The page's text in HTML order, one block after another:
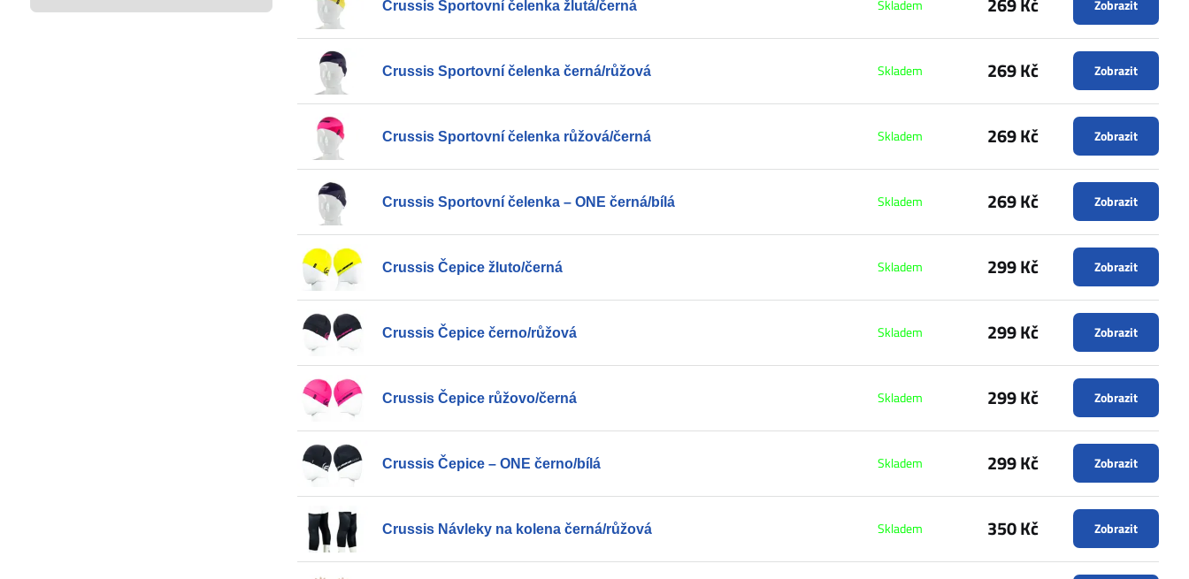
Crussis Sportovní čelenka žlutá/černá Skladem Zobrazit
Crussis Sportovní čelenka černá/růžová Skladem 269 Kč Zobrazit
Crussis Sportovní čelenka růžová/černá Skladem 269 Kč Zobrazit
Crussis Sportovní čelenka – ONE černá/bílá Skladem 269 Kč Zobrazit
Crussis Čepice žluto/černá Skladem 299 Kč Zobrazit
Crussis Čepice černo/růžová Skladem 299 Kč Zobrazit
Crussis Čepice růžovo/černá Skladem 299 Kč Zobrazit
Crussis Čepice – ONE černo/bílá Skladem 299 Kč Zobrazit
Crussis Návleky na kolena černá/růžová Skladem 350 Kč Zobrazit